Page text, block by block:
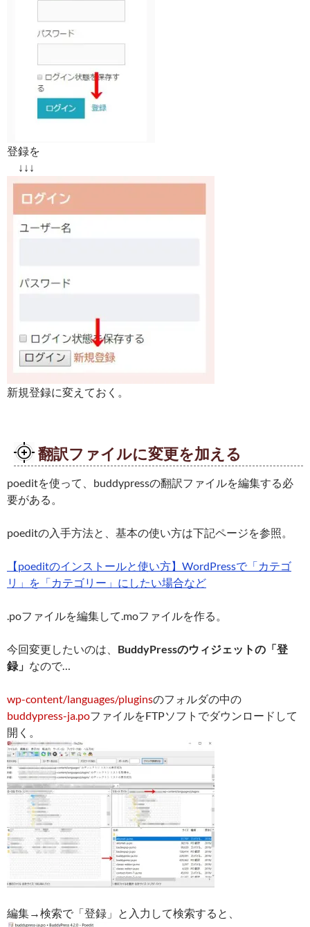
登録を
↓↓↓
新規登録に変えておく。
翻訳ファイルに変更を加える
poeditを使って、buddypressの翻訳ファイルを編集する必
要がある。
poeditの入手方法と、基本の使い方は下記ページを参照。
【poeditのインストールと使い方】WordPressで「カテゴ
リ」を「カテゴリー」にしたい場合など
.poファイルを編集して.moファイルを作る。
今回変更したいのは、 BuddyPressのウィジェットの「登
録」 なので…
wp-content/languages/pluginsのフォルダの中の
buddypress-ja.poファイルをFTPソフトでダウンロードして
開く。
編集→検索で「登録」と入力して検索すると、